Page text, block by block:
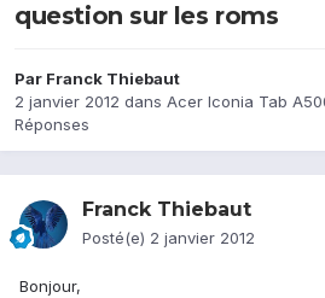
question sur les roms
Par Franck Thiebaut
2 janvier 2012 dans Acer Iconia Tab
Réponses
Franck Thiebaut
Posté(e) 2 janvier 2012
Bonjour,